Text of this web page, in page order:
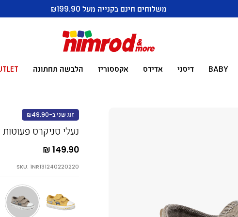
משלוחים חינם בקנייה מעל ₪199.90
BABY דיסני אדידס אקססוריז הלבשה תחתונה
זוג שני ב-₪49.90
נעלי סניקרס פעוטות
149.90 ₪
SKU: 1NR131240220220